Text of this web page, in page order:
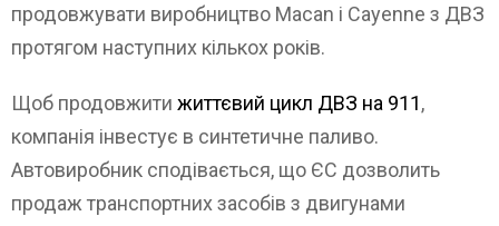
продовжувати виробництво Macan і Cayenne з ДВЗ
протягом наступних кількох років.
Щоб продовжити життєвий цикл ДВЗ на 911,
компанія інвестує в синтетичне паливо.
Автовиробник сподівається, що ЄС дозволить
продаж транспортних засобів з двигунами